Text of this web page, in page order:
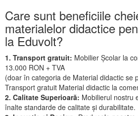
Care sunt beneficiile
materialelor didactice
la Eduvolt?
1. Transport gratuit: Mobilier Școlar la
13.000 RON + TVA
(doar în categoria de Material didactic se
Transport gratuit Material didactic la
2. Calitate Superioară: Mobilierul nostru
înalte standarde de calitate și durabilitate.